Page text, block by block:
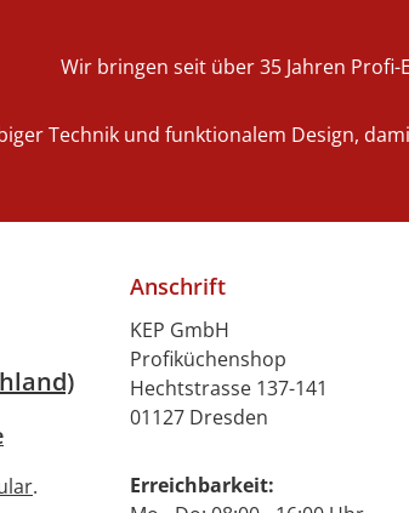
Wir bringen seit über 35 Jahren
Technik und funktionalem Design,
.
Anschrift
KEP GmbH
Profiküchenshop
Hechtstrasse 137-141
01127 Dresden
Erreichbarkeit: